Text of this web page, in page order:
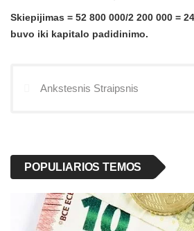
Skiepijimas = 52 800 000/2 200 000 =
buvo iki kapitalo padidinimo.
Ankstesnis Straipsnis
POPULIARIOS TEMOS